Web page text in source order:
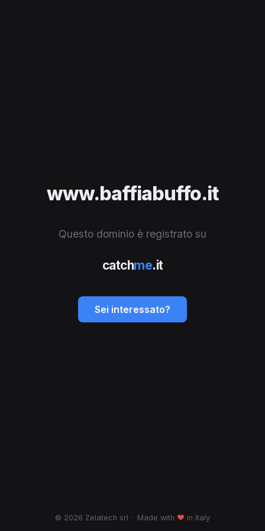
www.baffiabuffo.it
Questo dominio è registrato su
catchme.it
Sei interessato?
© 2026 Zelatech srl · Made with ♥ in Italy